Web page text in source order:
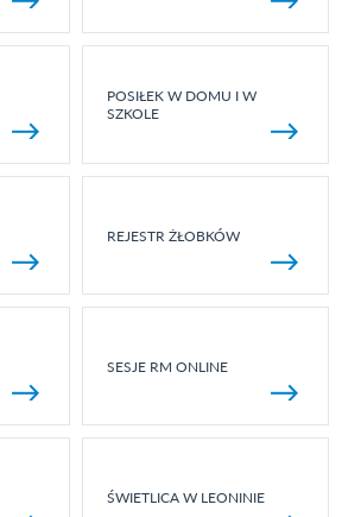
POSIŁEK W DOMU I W
SZKOLE
REJESTR ŻŁOBKÓW
SESJE RM ONLINE
ŚWIETLICA W LEONINIE